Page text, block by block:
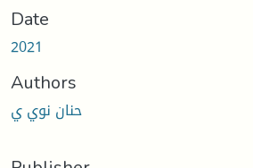
Date
2021
Authors
حنان نوي ي